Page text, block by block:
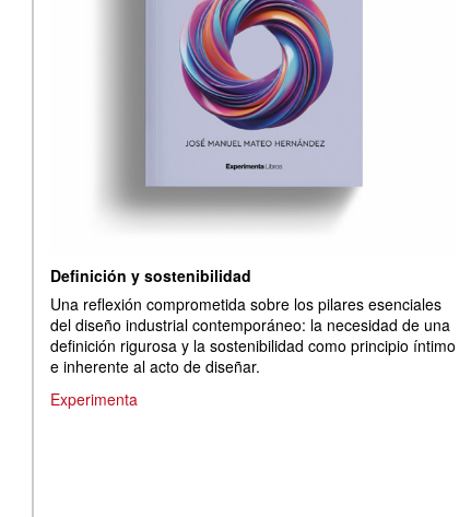
Definición y sostenibilidad
Una reflexión comprometida sobre los pilares esenciales
del diseño industrial contemporáneo: la necesidad de una
definición rigurosa y la sostenibilidad como principio íntimo
e inherente al acto de diseñar.
Experimenta